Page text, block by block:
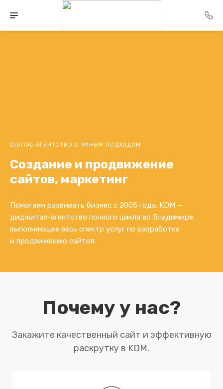
DIGITAL-АГЕНТСТВО С УМНЫМ ПОДХОДОМ
Создание и продвижение
сайтов, маркетинг
Помогаем развивать бизнес с 2005 года. KDM —
диджитал-агентство полного цикла во Владимире,
выполняющее весь спектр услуг по разработке
и продвижению сайтов.
Почему у нас?
Закажите качественный сайт и эффективную
раскрутку в KDM.